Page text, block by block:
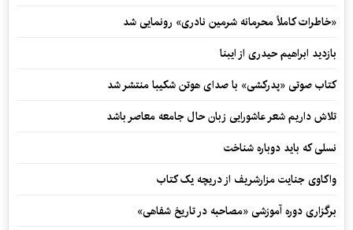
«خاطرات کاملاً محرمانه شرمین نادری» رونمایی شد
بازدید ابراهیم حیدری از ایبنا
کتاب صوتی «پدرکشی» با صدای هوتن شکیبا منتشر شد
تلاش داریم شعر عاشورایی زبان حال جامعه معاصر باشد
نسلی که باید دوباره شناخت
واکاوی جنایت مزارشریف از دریچه یک کتاب
برگزاری دوره آموزشی «مصاحبه در تاریخ شفاهی»